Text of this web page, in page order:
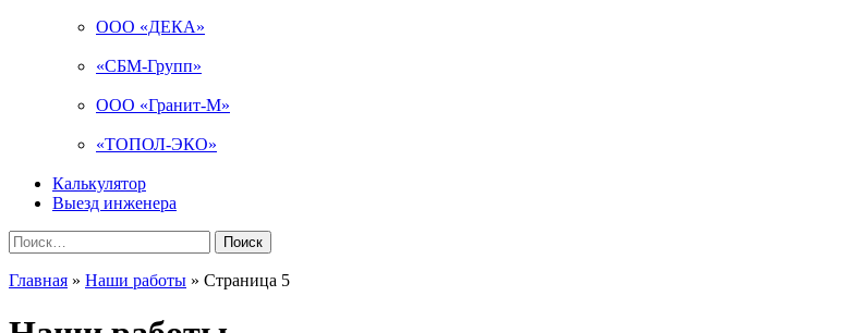
ООО «ДЕКА»
«СБМ-Групп»
ООО «Гранит-М»
«ТОПОЛ-ЭКО»
Калькулятор
Выезд инженера
Найти:
Главная » Наши работы » Страница 5